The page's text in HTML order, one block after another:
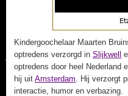
Kindergoochelaar Maarten
optredens verzorgd in Slijkwell
optredens door heel Nederland
hij uit Amsterdam. Hij verzorgt
interactie, humor en verbazing.